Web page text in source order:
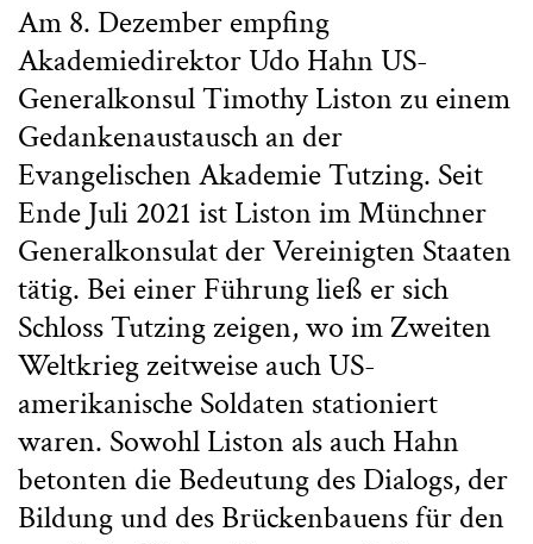
Am 8. Dezember empfing
Akademiedirektor Udo Hahn US-
Generalkonsul Timothy Liston zu einem
Gedankenaustausch an der
Evangelischen Akademie Tutzing. Seit
Ende Juli 2021 ist Liston im Münchner
Generalkonsulat der Vereinigten Staaten
tätig. Bei einer Führung ließ er sich
Schloss Tutzing zeigen, wo im Zweiten
Weltkrieg zeitweise auch US-
amerikanische Soldaten stationiert
waren. Sowohl Liston als auch Hahn
betonten die Bedeutung des Dialogs, der
Bildung und des Brückenbauens für den